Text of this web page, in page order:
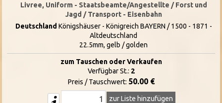
Livree, Uniform - Staatsbeamte/Angestellte / Forst und
Jagd / Transport - Eisenbahn
Deutschland Königshäuser - Königreich BAYERN / 1500 - 1871 -
Altdeutschland
22.5mm, gelb / golden
zum Tauschen oder Verkaufen
Verfügbar St.: 2
Preis / Tauschwert: 50.00 €
zur Liste hinzufügen